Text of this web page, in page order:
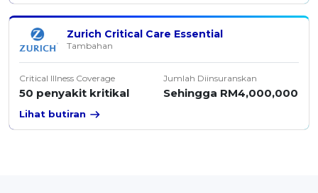
Zurich Critical Care Essential
Tambahan
Critical Illness Coverage
50 penyakit kritikal
Jumlah Diinsuranskan
Sehingga RM4,000,000
Lihat butiran